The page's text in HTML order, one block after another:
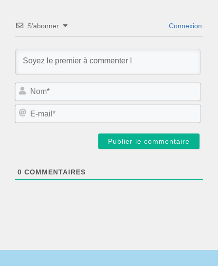
S’abonner Connexion
N
m
E
0 COMMENTAIRES